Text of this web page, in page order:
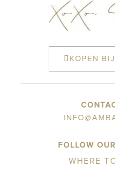
KOPEN
FOLLOW
WHERE